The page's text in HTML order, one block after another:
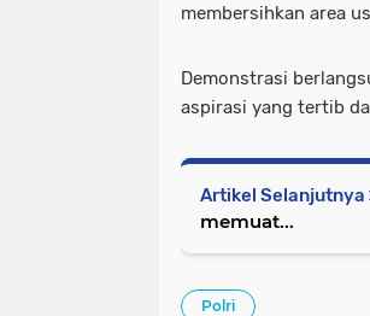
membersihkan area
Demonstrasi
aspirasi yang tertib
Artikel Selanjutnya
memuat...
Polri